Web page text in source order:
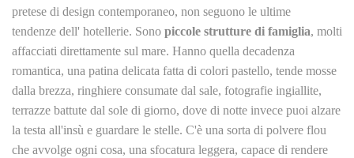
pretese di design contemporaneo, non seguono le ultime
tendenze dell' hotellerie. Sono piccole strutture di famiglia, molti
affacciati direttamente sul mare. Hanno quella decadenza
romantica, una patina delicata fatta di colori pastello, tende mosse
dalla brezza, ringhiere consumate dal sale, fotografie ingiallite,
terrazze battute dal sole di giorno, dove di notte invece puoi alzare
la testa all'insù e guardare le stelle. C'è una sorta di polvere flou
che avvolge ogni cosa, una sfocatura leggera, capace di rendere